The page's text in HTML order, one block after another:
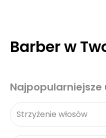
Barber w
Najpopularniejsze
Strzyżenie włosów